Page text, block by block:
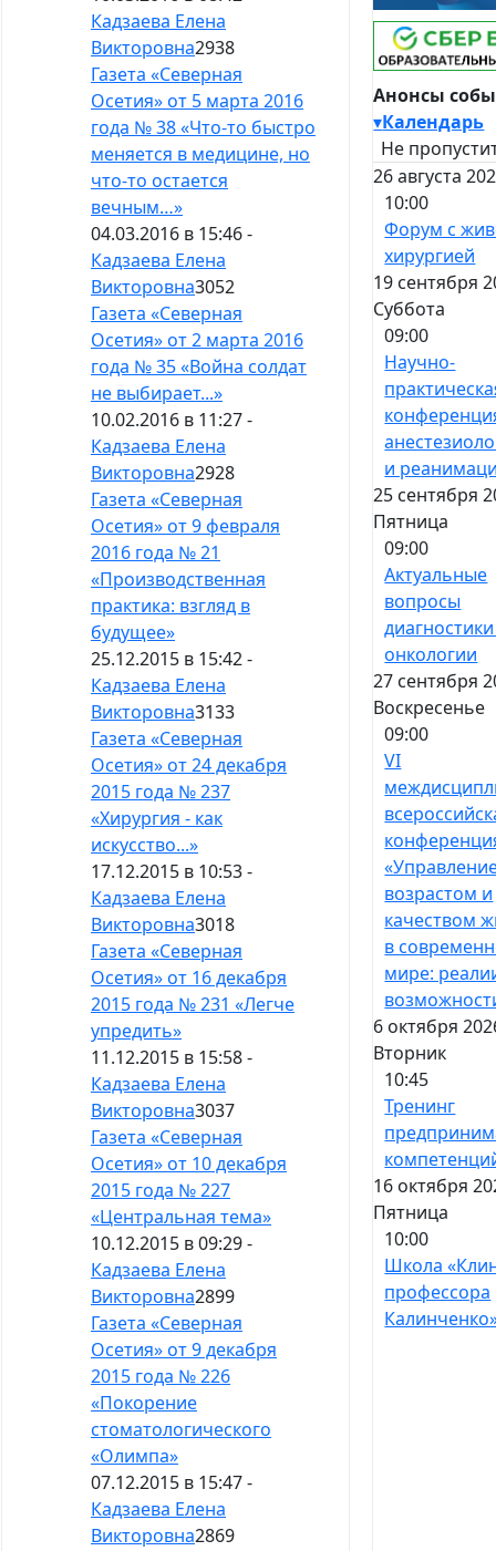
Кадзаева Елена
Викторовна2938
Газета «Северная
Осетия» от 5 марта 2016
года № 38 «Что-то быстро
меняется в медицине, но
что-то остается
вечным…»
04.03.2016 в 15:46 -
Кадзаева Елена
Викторовна3052
Газета «Северная
Осетия» от 2 марта 2016
года № 35 «Война солдат
не выбирает...»
10.02.2016 в 11:27 -
Кадзаева Елена
Викторовна2928
Газета «Северная
Осетия» от 9 февраля
2016 года № 21
«Производственная
практика: взгляд в
будущее»
25.12.2015 в 15:42 -
Кадзаева Елена
Викторовна3133
Газета «Северная
Осетия» от 24 декабря
2015 года № 237
«Хирургия - как
искусство...»
17.12.2015 в 10:53 -
Кадзаева Елена
Викторовна3018
Газета «Северная
Осетия» от 16 декабря
2015 года № 231 «Легче
упредить»
11.12.2015 в 15:58 -
Кадзаева Елена
Викторовна3037
Газета «Северная
Осетия» от 10 декабря
2015 года № 227
«Центральная тема»
10.12.2015 в 09:29 -
Кадзаева Елена
Викторовна2899
Газета «Северная
Осетия» от 9 декабря
2015 года № 226
«Покорение
стоматологического
«Олимпа»
07.12.2015 в 15:47 -
Кадзаева Елена
Викторовна2869
Анонсы
▾Календарь
Не
26 августа
10:00
Форум с
хирургией
19 сентября
Суббота
09:00
Научно-
и
25 сентября
Пятница
09:00
Актуальные
вопросы
онкологии
27 сентября
Воскресенье
09:00
VI
возрастом и
качеством
в
мире:
6 октября
Вторник
10:45
Тренинг
16 октября
Пятница
10:00
Школа
профессора